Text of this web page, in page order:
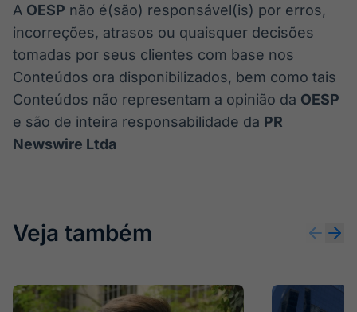
A OESP não é(são) responsável(is) por erros,
incorreções, atrasos ou quaisquer decisões
tomadas por seus clientes com base nos
Conteúdos ora disponibilizados, bem como tais
Conteúdos não representam a opinião da OESP
e são de inteira responsabilidade da PR
Newswire Ltda
Veja também